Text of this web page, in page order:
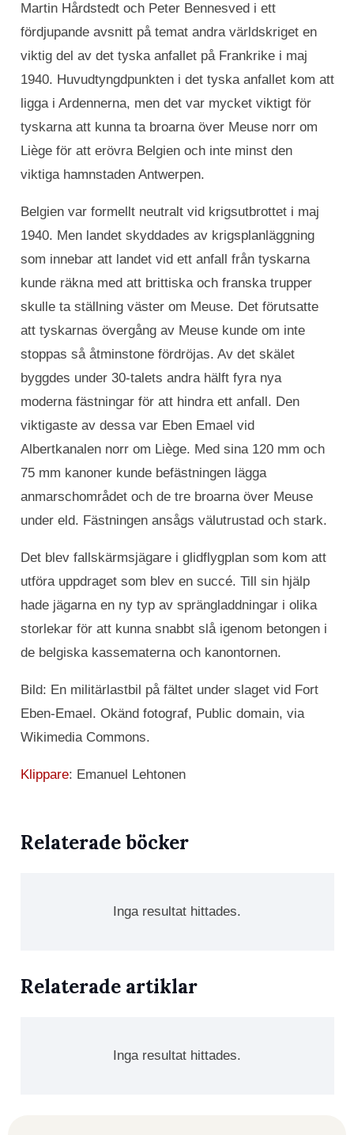
Martin Hårdstedt och Peter Bennesved i ett
fördjupande avsnitt på temat andra världskriget en
viktig del av det tyska anfallet på Frankrike i maj
1940. Huvudtyngdpunkten i det tyska anfallet kom att
ligga i Ardennerna, men det var mycket viktigt för
tyskarna att kunna ta broarna över Meuse norr om
Liège för att erövra Belgien och inte minst den
viktiga hamnstaden Antwerpen.
Belgien var formellt neutralt vid krigsutbrottet i maj
1940. Men landet skyddades av krigsplanläggning
som innebar att landet vid ett anfall från tyskarna
kunde räkna med att brittiska och franska trupper
skulle ta ställning väster om Meuse. Det förutsatte
att tyskarnas övergång av Meuse kunde om inte
stoppas så åtminstone fördröjas. Av det skälet
byggdes under 30-talets andra hälft fyra nya
moderna fästningar för att hindra ett anfall. Den
viktigaste av dessa var Eben Emael vid
Albertkanalen norr om Liège. Med sina 120 mm och
75 mm kanoner kunde befästningen lägga
anmarschområdet och de tre broarna över Meuse
under eld. Fästningen ansågs välutrustad och stark.
Det blev fallskärmsjägare i glidflygplan som kom att
utföra uppdraget som blev en succé. Till sin hjälp
hade jägarna en ny typ av sprängladdningar i olika
storlekar för att kunna snabbt slå igenom betongen i
de belgiska kassematerna och kanontornen.
Bild: En militärlastbil på fältet under slaget vid Fort
Eben-Emael. Okänd fotograf, Public domain, via
Wikimedia Commons.
Klippare: Emanuel Lehtonen
Relaterade böcker
Inga resultat hittades.
Relaterade artiklar
Inga resultat hittades.